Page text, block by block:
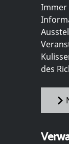
Immer
des